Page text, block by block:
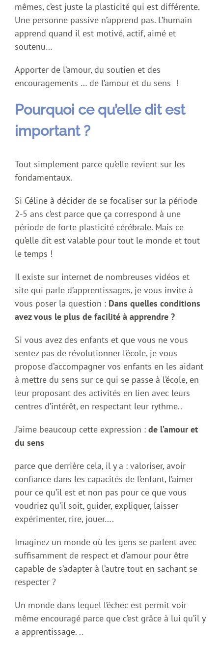
mêmes, c’est juste la plasticité qui est différente.
Une personne passive n’apprend pas. L’humain
apprend quand il est motivé, actif, aimé et
soutenu…
Apporter de l’amour, du soutien et des
encouragements … de l’amour et du sens !
Pourquoi ce qu’elle dit est
important ?
Tout simplement parce qu’elle revient sur les
fondamentaux.
Si Céline à décider de se focaliser sur la période
2-5 ans c’est parce que ça correspond à une
période de forte plasticité cérébrale. Mais ce
qu’elle dit est valable pour tout le monde et tout
le temps !
Il existe sur internet de nombreuses vidéos et
site qui parle d’apprentissages, je vous invite à
vous poser la question : Dans quelles conditions
avez vous le plus de facilité à apprendre ?
Si vous avez des enfants et que vous ne vous
sentez pas de révolutionner l’école, je vous
propose d’accompagner vos enfants en les aidant
à mettre du sens sur ce qui se passe à l’école, en
leur proposant des activités en lien avec leurs
centres d’intérêt, en respectant leur rythme..
J’aime beaucoup cette expression : de l’amour et
du sens
parce que derrière cela, il y a : valoriser, avoir
confiance dans les capacités de l’enfant, l’aimer
pour ce qu’il est et non pas pour ce que vous
voudriez qu’il soit, guider, expliquer, laisser
expérimenter, rire, jouer….
Imaginez un monde où les gens se parlent avec
suffisamment de respect et d’amour pour être
capable de s’adapter à l’autre tout en sachant se
respecter ?
Un monde dans lequel l’échec est permit voir
même encouragé parce que c’est grâce à lui qu’il y
a apprentissage. ..